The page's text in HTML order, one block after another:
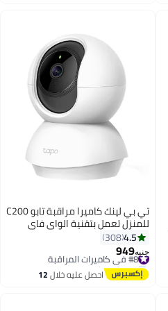
تي بي لينك كاميرا مراقبة تابو C200
للمنزل تعمل بتقنية الواي فاي
وقابلة للدوران والإمالة
4.5
308
جنيه949#8 في كاميرات المراقبة
توصيل مجاني
#8 في كاميرات المراقبة احصل عليه خلال12